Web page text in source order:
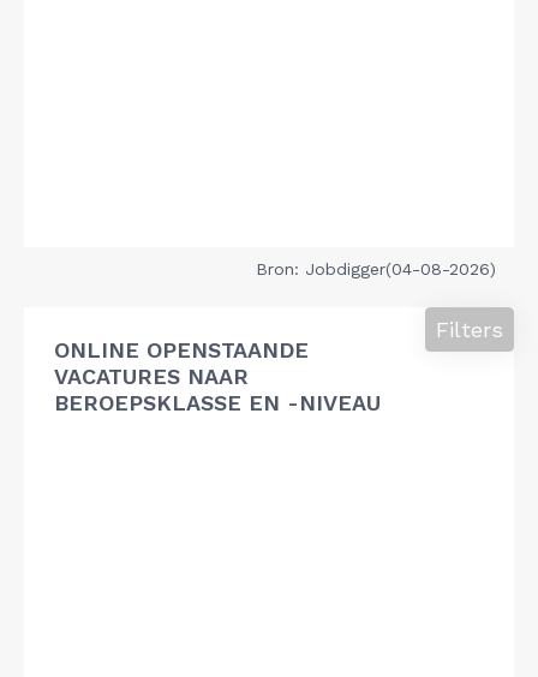
Bron: Jobdigger(04-08-2026)
ONLINE OPENSTAANDE
VACATURES NAAR
BEROEPSKLASSE EN -NIVEAU
Filters